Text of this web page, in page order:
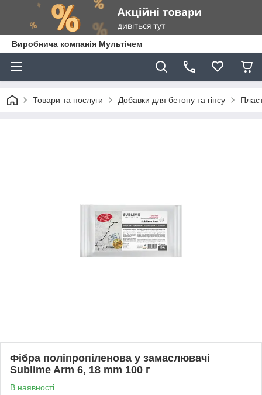
Виробнича компанія Мультічем
Товари та послуги Добавки для бетону та гіпсу
Фібра поліпропіленова у замаслювачі
Sublime Arm 6, 18 mm 100 г
В наявності